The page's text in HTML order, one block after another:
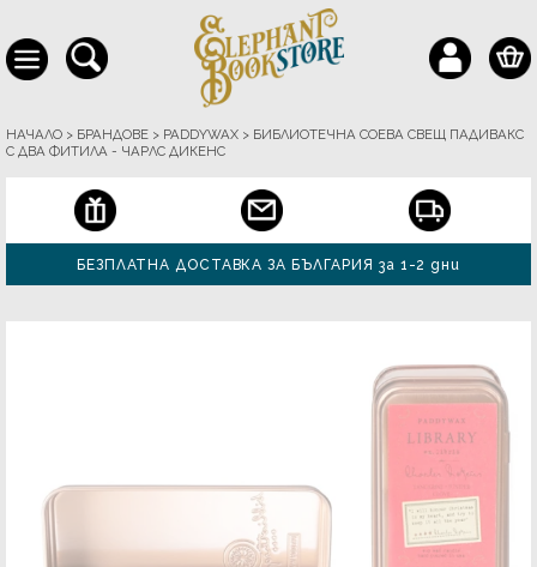
НАЧАЛО > БРАНДОВЕ > PADDYWAX > БИБЛИОТЕЧНА СОЕВА СВЕЩ ПАДИВАКС
С ДВА ФИТИЛА - ЧАРЛС ДИКЕНС
БЕЗПЛАТНА ДОСТАВКА ЗА БЪЛГАРИЯ за 1-2 дни